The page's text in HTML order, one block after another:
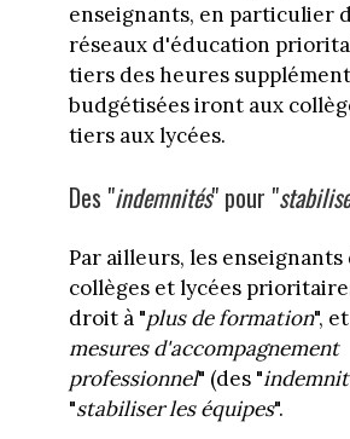
enseignants, en particulier
réseaux d'éducation
tiers des heures
budgétisées iront aux
tiers aux lycées.
Des "indemnités" pour "
Par ailleurs, les enseignants
collèges et lycées
droit à "plus de formation",
mesures d'accompagnement
professionnel" (des "
"stabiliser les équipes".